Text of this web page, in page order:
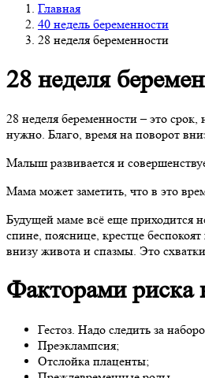
Главная
40 недель беременности
28 неделя беременности
28 неделя
28 неделя беременности – это
нужно. Благо, время на поворот
Малыш развивается и
Мама может заметить, что в это
Будущей маме всё еще приходится
спине, пояснице, крестце
внизу живота и спазмы. Это
Факторами риска
Гестоз. Надо следить за
Преэклампсия;
Отслойка плаценты;